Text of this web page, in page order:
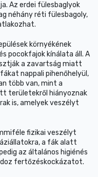
Az erdei fülesbaglyok
néhány réti fülesbagoly,
környékének
pocokfajok kínálata áll. A
a zavartság miatt
nappali pihenőhelyül,
több van, mint a
területekről hiányoznak
is, amelyek veszélyt
fizikai veszélyt
a fák alatt
az általános higiénés
fertőzéskockázatot.